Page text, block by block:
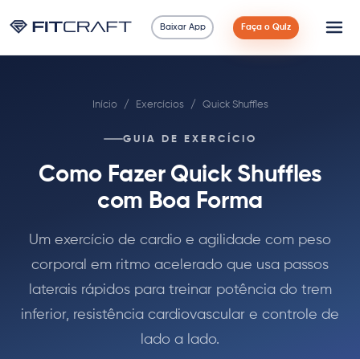
Baixar App Faça o Quiz
Exercícios
Blog
Calculadoras
Início / Exercícios / Quick Shuffles
GUIA DE EXERCÍCIO
Como Fazer Quick Shuffles
com Boa Forma
Um exercício de cardio e agilidade com peso
corporal em ritmo acelerado que usa passos
laterais rápidos para treinar potência do trem
inferior, resistência cardiovascular e controle de
lado a lado.